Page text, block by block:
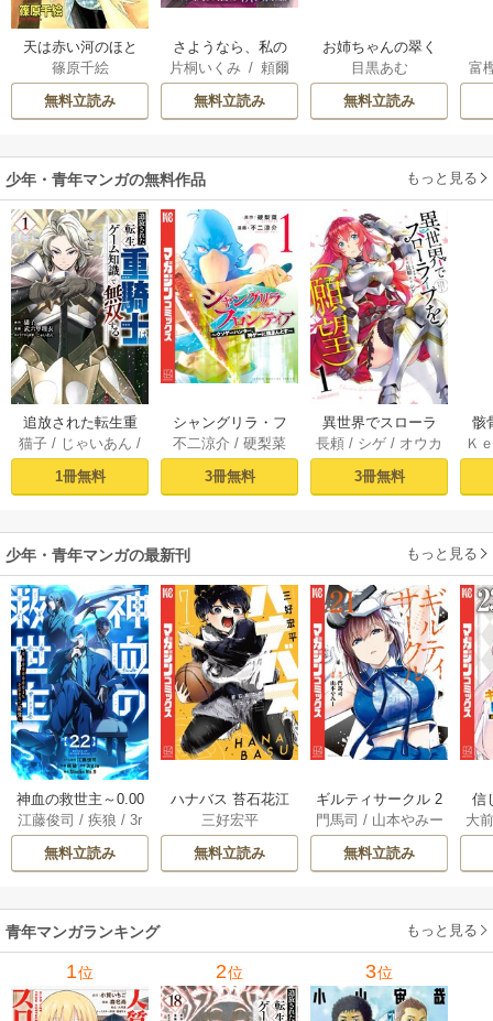
天は赤い河のほと
り
篠原千絵
無料立読み
さようなら、私の
冷遇生活 ～パーテ
ィーで声をかけて
きたのがヤバい男
片桐いくみ / 頼爾
無料立読み
お姉ちゃんの翠く
ん
目黒あむ
無料立読み
富
少年・青年マンガの無料作品 もっと見る
追放された転生重
騎士はゲーム知識
で無双する（１）
猫子 / じゃいあん /
武六甲理衣
1冊無料
シャングリラ・フ
ロンティア（１）
～クソゲーハン
ター、神ゲーに挑
不二涼介 /硬梨菜
3冊無料
異世界でスローラ
イフを（願望） 1
長頼 / シゲ / オウカ
3冊無料
骸
異
Ｋ
少年・青年マンガの最新刊 もっと見る
神血の救世主～0.00
000001％を引き当
て最強へ～【電子
書籍特典付】 22巻
江藤俊司 /疾狼 /3r
d Ie/Studio No.9
無料立読み
ハナバス 苔石花江
のバスケ論 7巻
三好宏平
無料立読み
ギルティサークル 2
1巻
門馬司 / 山本やみー
無料立読み
信
に
の
れ
メ
大
青年マンガランキング もっと見る
1位 2位 3位